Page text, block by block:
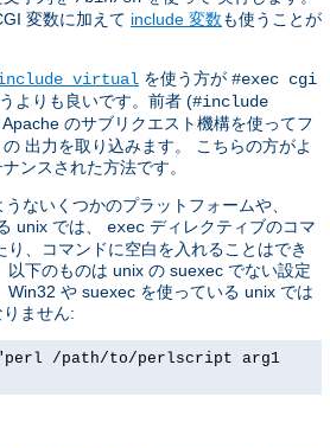
変数に加えて include 変数も使うことが
virtual を使う方が #exec cgi
よりも良いです。前者 (#include
のサブリクエスト機構を使ってフ
出力を取り込みます。 こちらの方がよ
ンスされた方法です。
ないくつかのプラットフォームや、
unix では、 exec ディレクティブのコマ
り、コマンドに空白を入れることはでき
以下のものは unix の suexec でない設定
Win32 や suexec を使っている unix では
ません:
/path/to/perlscript arg1